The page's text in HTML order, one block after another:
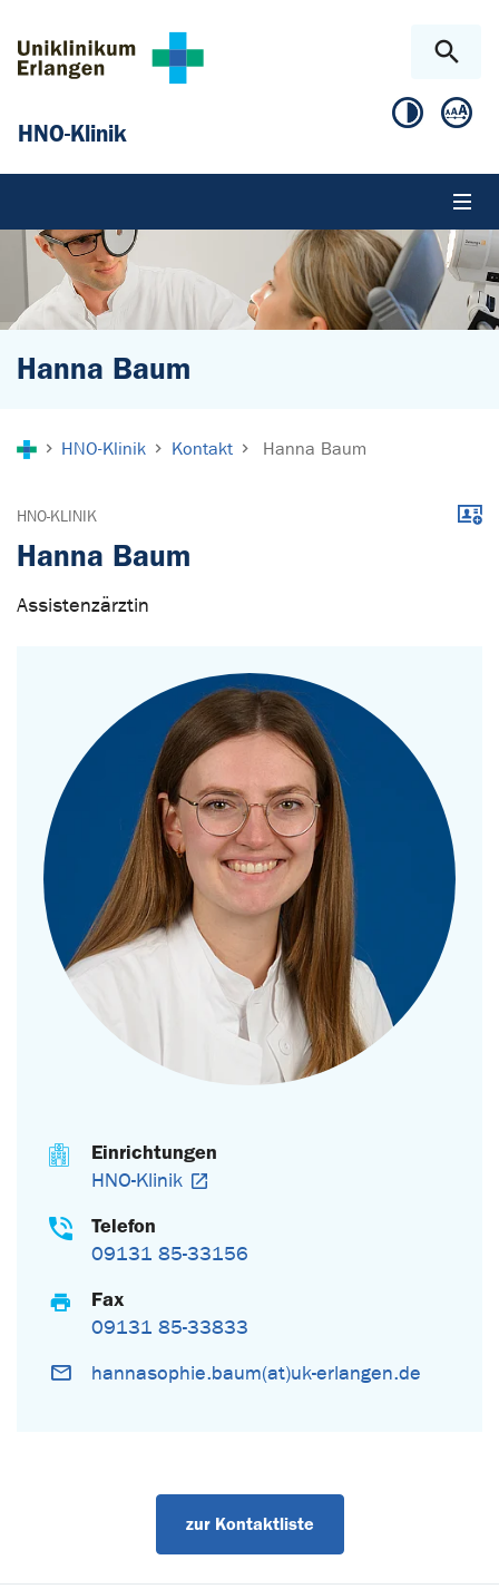
HNO-Klinik
Hanna Baum
HNO-Klinik Kontakt Hanna Baum
HNO-KLINIK
Hanna Baum
Assistenzärztin
Einrichtungen
HNO-Klinik
Telefon
09131 85-33156
Fax
09131 85-33833
hannasophie.baum(at)uk-erlangen.de
zur Kontaktliste